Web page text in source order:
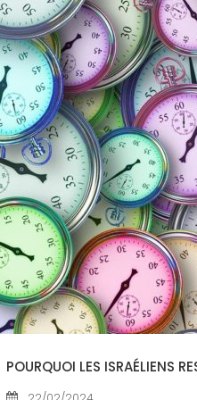
POURQUOI LES ISRAÉLIENS